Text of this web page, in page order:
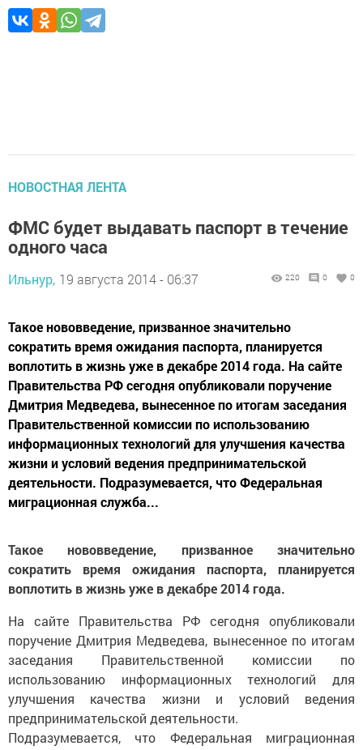
НОВОСТНАЯ ЛЕНТА
ФМС будет выдавать паспорт в течение
одного часа
Ильнур, 19 августа 2014 - 06:37 220 0 0
Такое нововведение, призванное значительно
сократить время ожидания паспорта, планируется
воплотить в жизнь уже в декабре 2014 года. На сайте
Правительства РФ сегодня опубликовали поручение
Дмитрия Медведева, вынесенное по итогам заседания
Правительственной комиссии по использованию
информационных технологий для улучшения качества
жизни и условий ведения предпринимательской
деятельности. Подразумевается, что Федеральная
миграционная служба...
Такое нововведение, призванное значительно
сократить время ожидания паспорта, планируется
воплотить в жизнь уже в декабре 2014 года.
На сайте Правительства РФ сегодня опубликовали
поручение Дмитрия Медведева, вынесенное по итогам
заседания Правительственной комиссии по
использованию информационных технологий для
улучшения качества жизни и условий ведения
предпринимательской деятельности.
Подразумевается, что Федеральная миграционная